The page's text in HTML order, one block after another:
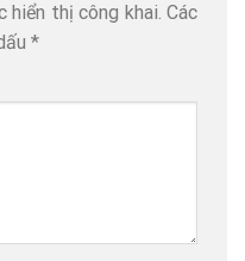
hiển thị công khai. Các
*